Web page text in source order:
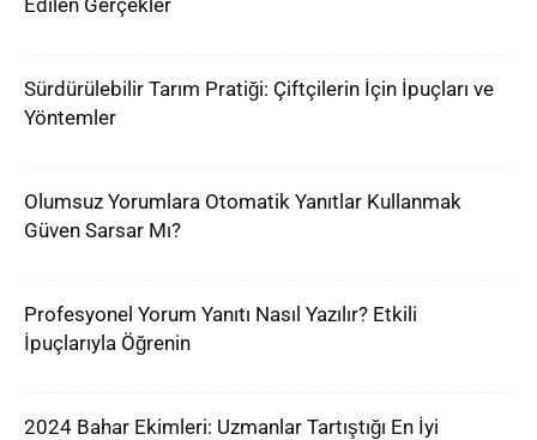
Edilen Gerçekler
Sürdürülebilir Tarım Pratiği: Çiftçilerin İçin İpuçları ve
Yöntemler
Olumsuz Yorumlara Otomatik Yanıtlar Kullanmak
Güven Sarsar Mı?
Profesyonel Yorum Yanıtı Nasıl Yazılır? Etkili
İpuçlarıyla Öğrenin
2024 Bahar Ekimleri: Uzmanlar Tartıştığı En İyi